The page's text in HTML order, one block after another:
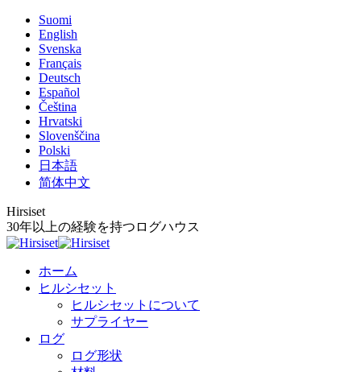
Skip
content
Suomi
English
Svenska
Français
Deutsch
Español
Čeština
Hrvatski
Slovenščina
Polski
日本語
简体中文
Hirsiset
30年以上の経験を持つログハウス
ホーム
ヒルシセット
ヒルシセットについて
サプライヤー
ログ
ログ形状